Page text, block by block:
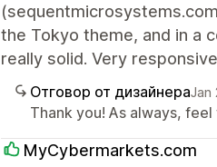
the Tokyo theme, and in a
really solid. Very
Отговор от дизайнераJan
Thank you! As always,
MyCybermarkets.com